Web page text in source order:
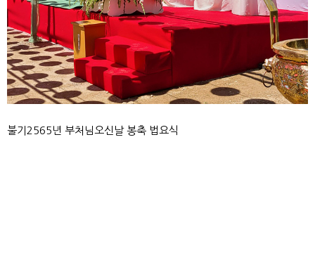
불기2565년 부처님오신날 봉축 법요식